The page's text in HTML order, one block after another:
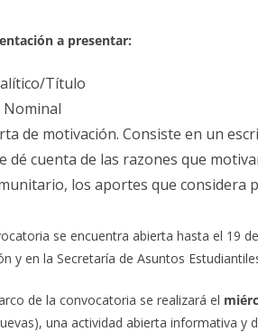
a presentar:
Título
Nominal
de motivación. Consiste en un
dé cuenta de las razones que
los aportes que considera
se encuentra abierta hasta el 19
y en la Secretaría de Asuntos
de la convocatoria se realizará el
una actividad abierta informativa